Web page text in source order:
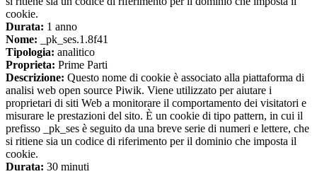
cookie.
Durata: 1 anno
Nome: _pk_ses.1.8f41
Tipologia: analitico
Proprieta: Prime Parti
Descrizione: Questo nome di cookie è associato alla piattaforma di
analisi web open source Piwik. Viene utilizzato per aiutare i
proprietari di siti Web a monitorare il comportamento dei visitatori e
misurare le prestazioni del sito. È un cookie di tipo pattern, in cui il
prefisso _pk_ses è seguito da una breve serie di numeri e lettere, che
si ritiene sia un codice di riferimento per il dominio che imposta il
cookie.
Durata: 30 minuti